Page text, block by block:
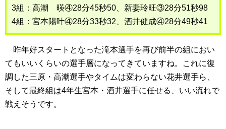
3組：高潮 暎④28分45秒50、新妻玲旺③28分51秒98
4組：宮本陽叶④28分33秒32、酒井健成④28分49秒41
昨年好スタートとなった滝本選手を再び前半の組におい
てもいいくらいの選手層になってきていますね。これに復
調した三原・高潮選手やタイムは変わらない花井選手ら、
そして最終組は4年生宮本・酒井選手に任せる、いい流れで
戦えそうです。